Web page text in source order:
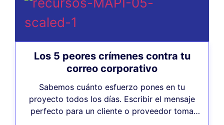
Los 5 peores crímenes contra tu
correo corporativo
Sabemos cuánto esfuerzo pones en tu
proyecto todos los días. Escribir el mensaje
perfecto para un cliente o proveedor toma